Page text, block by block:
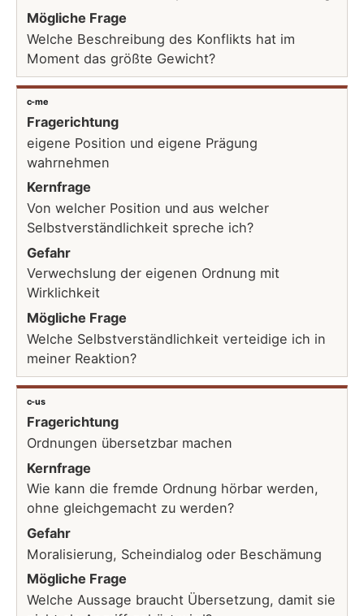
Mögliche Frage
Welche Beschreibung des Konflikts hat im
Moment das größte Gewicht?
c-me
Fragerichtung
eigene Position und eigene Prägung
wahrnehmen
Kernfrage
Von welcher Position und aus welcher
Selbstverständlichkeit spreche ich?
Gefahr
Verwechslung der eigenen Ordnung mit
Wirklichkeit
Mögliche Frage
Welche Selbstverständlichkeit verteidige ich in
meiner Reaktion?
c-us
Fragerichtung
Ordnungen übersetzbar machen
Kernfrage
Wie kann die fremde Ordnung hörbar werden,
ohne gleichgemacht zu werden?
Gefahr
Moralisierung, Scheindialog oder Beschämung
Mögliche Frage
Welche Aussage braucht Übersetzung, damit sie